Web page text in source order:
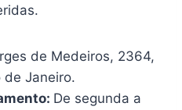
de Medeiros, 2364,
de Janeiro.
De segunda a